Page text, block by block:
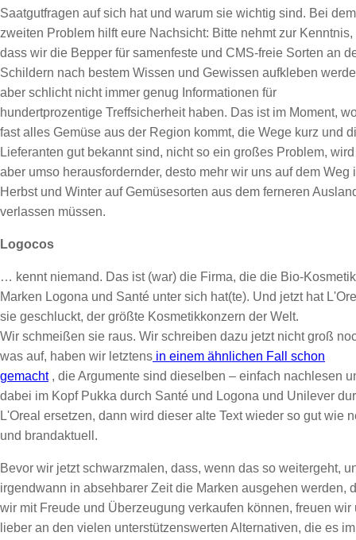
Saatgutfragen auf sich hat und warum sie wichtig sind. Bei dem
zweiten Problem hilft eure Nachsicht: Bitte nehmt zur Kenntnis,
dass wir die Bepper für samenfeste und CMS-freie Sorten an
Schildern nach bestem Wissen und Gewissen aufkleben
aber schlicht nicht immer genug Informationen für
hundertprozentige Treffsicherheit haben. Das ist im Moment,
fast alles Gemüse aus der Region kommt, die Wege kurz und
Lieferanten gut bekannt sind, nicht so ein großes Problem, wird
aber umso herausfordernder, desto mehr wir uns auf dem Weg
Herbst und Winter auf Gemüsesorten aus dem ferneren
verlassen müssen.
Logocos
… kennt niemand. Das ist (war) die Firma, die die Bio-
Marken Logona und Santé unter sich hat(te). Und jetzt hat
sie geschluckt, der größte Kosmetikkonzern der Welt.
Wir schmeißen sie raus. Wir schreiben dazu jetzt nicht groß
was auf, haben wir letztens in einem ähnlichen Fall schon
gemacht, die Argumente sind dieselben – einfach nachlesen
dabei im Kopf Pukka durch Santé und Logona und Unilever
L'Oreal ersetzen, dann wird dieser alte Text wieder so gut wie
und brandaktuell.
Bevor wir jetzt schwarzmalen, dass, wenn das so weitergeht,
irgendwann in absehbarer Zeit die Marken ausgehen werden,
wir mit Freude und Überzeugung verkaufen können, freuen wir
lieber an den vielen unterstützenswerten Alternativen, die es